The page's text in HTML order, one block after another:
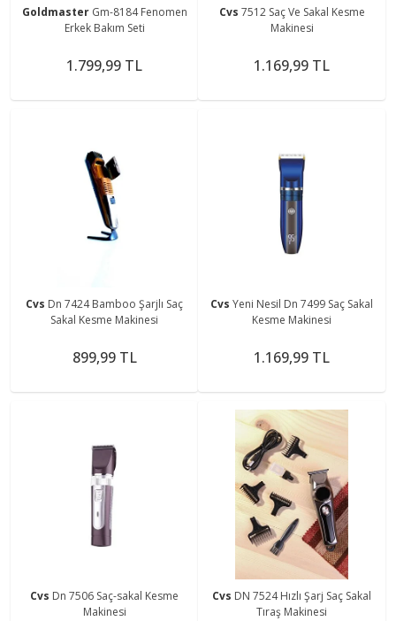
Goldmaster Gm-8184 Fenomen
Erkek Bakım Seti
1.799,99 TL
Cvs 7512 Saç Ve Sakal Kesme
Makinesi
1.169,99 TL
Cvs Dn 7424 Bamboo Şarjlı Saç
Sakal Kesme Makinesi
899,99 TL
Cvs Yeni Nesil Dn 7499 Saç Sakal
Kesme Makinesi
1.169,99 TL
Cvs Dn 7506 Saç-sakal Kesme
Makinesi
Cvs DN 7524 Hızlı Şarj Saç Sakal
Tıraş Makinesi